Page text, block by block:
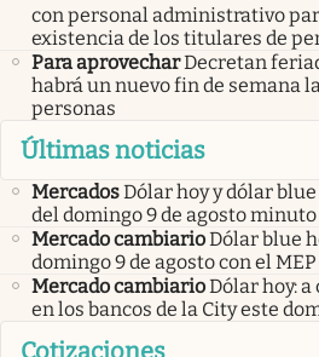
con personal administrativo
existencia de los titulares de
Para aprovecharDecretan
habrá un nuevo fin de semana
personas
Últimas noticias
MercadosDólar hoy y dólar
del domingo 9 de agosto
Mercado cambiarioDólar blue
domingo 9 de agosto con el MEP
Mercado cambiarioDólar hoy:
en los bancos de la City este